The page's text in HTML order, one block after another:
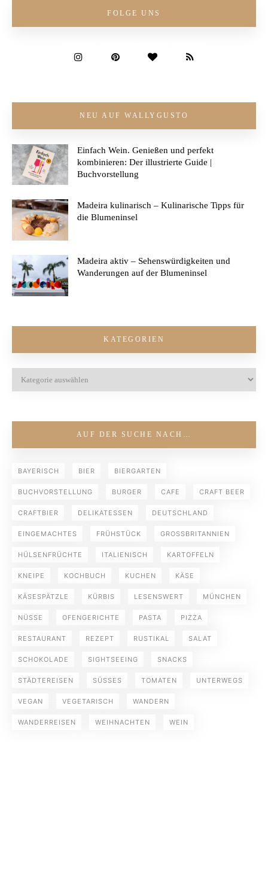
FOLGE UNS
NEU AUF WALLYGUSTO
Einfach Wein. Genießen und perfekt
kombinieren: Der illustrierte Guide |
Buchvorstellung
Madeira kulinarisch – Kulinarische Tipps für
die Blumeninsel
Madeira aktiv – Sehenswürdigkeiten und
Wanderungen auf der Blumeninsel
KATEGORIEN
AUF DER SUCHE NACH…
BAYERISCH BIER BIERGARTEN
BUCHVORSTELLUNG BURGER CAFE CRAFT BEER
CRAFTBIER DELIKATESSEN DEUTSCHLAND
EINGEMACHTES FRÜHSTÜCK GROSSBRITANNIEN
HÜLSENFRÜCHTE ITALIENISCH KARTOFFELN
KNEIPE KOCHBUCH KUCHEN KÄSE
KÄSESPÄTZLE KÜRBIS LESENSWERT MÜNCHEN
NÜSSE OFENGERICHTE PASTA PIZZA
RESTAURANT REZEPT RUSTIKAL SALAT
SCHOKOLADE SIGHTSEEING SNACKS
STÄDTEREISEN SÜSSES TOMATEN UNTERWEGS
VEGAN VEGETARISCH WANDERN
WANDERREISEN WEIHNACHTEN WEIN